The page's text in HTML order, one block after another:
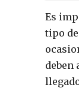
Es
tipo
deben